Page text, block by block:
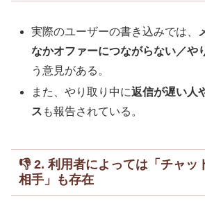
実際のユーザーの書き込みでは、
なかオファーにつながらない／や
う意見がある。
また、やり取り中に返信が遅い人
ス も報告されている。
👎 2. 利用者によっては「チャッ
相手」も存在